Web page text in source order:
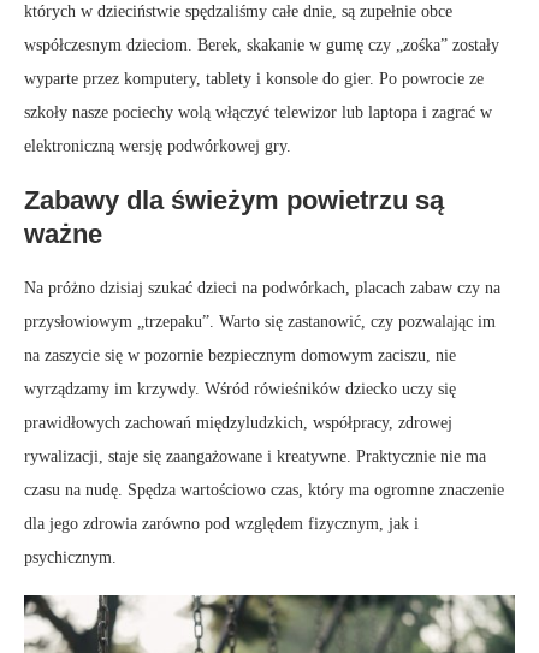
których w dzieciństwie spędzaliśmy całe dnie, są zupełnie obce
współczesnym dzieciom. Berek, skakanie w gumę czy „zośka” zostały
wyparte przez komputery, tablety i konsole do gier. Po powrocie ze
szkoły nasze pociechy wolą włączyć telewizor lub laptopa i zagrać w
elektroniczną wersję podwórkowej gry.
Zabawy dla świeżym powietrzu są
ważne
Na próżno dzisiaj szukać dzieci na podwórkach, placach zabaw czy na
przysłowiowym „trzepaku”. Warto się zastanowić, czy pozwalając im
na zaszycie się w pozornie bezpiecznym domowym zaciszu, nie
wyrządzamy im krzywdy. Wśród rówieśników dziecko uczy się
prawidłowych zachowań międzyludzkich, współpracy, zdrowej
rywalizacji, staje się zaangażowane i kreatywne. Praktycznie nie ma
czasu na nudę. Spędza wartościowo czas, który ma ogromne znaczenie
dla jego zdrowia zarówno pod względem fizycznym, jak i
psychicznym.